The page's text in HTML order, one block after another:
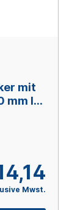
mit
mm ID,
Mwst.